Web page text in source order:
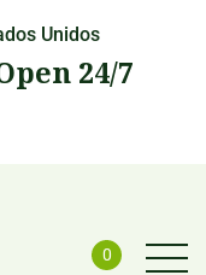
Unidos
24/7
0